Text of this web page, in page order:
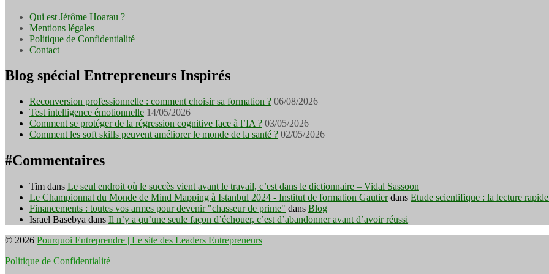
Qui est Jérôme Hoarau ?
Mentions légales
Politique de Confidentialité
Contact
Blog spécial Entrepreneurs Inspirés
Reconversion professionnelle : comment choisir sa formation ? 06/08/2026
Test intelligence émotionnelle 14/05/2026
Comment se protéger de la régression cognitive face à l’IA ? 03/05/2026
Comment les soft skills peuvent améliorer le monde de la santé ? 02/05/2026
#Commentaires
Tim dans Le seul endroit où le succès vient avant le travail, c’est dans le dictionnaire – Vidal Sassoon
Le Championnat du Monde de Mind Mapping à Istanbul 2024 - Institut de formation Gautierdans Etude scientifique : la lecture
Financements : toutes vos armes pour devenir "chasseur de prime" dans Blog
Israel Basebya dans Il n’y a qu’une seule façon d’échouer, c’est d’abandonner avant d’avoir réussi
© 2026 Pourquoi Entreprendre | Le site des Leaders Entrepreneurs
Politique de Confidentialité